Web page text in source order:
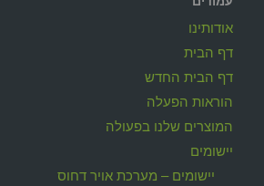
אודותינו
דף הבית
דף הבית החדש
הוראות הפעלה
המוצרים שלנו בפעולה
יישומים
יישומים – מערכת אויר דחוס